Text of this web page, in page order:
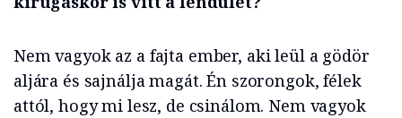
Nem vagyok az a fajta ember, aki leül a gödör
aljára és sajnálja magát. Én szorongok, félek
attól, hogy mi lesz, de csinálom. Nem vagyok